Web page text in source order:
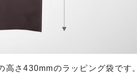
さ430mmのラッピング袋です。